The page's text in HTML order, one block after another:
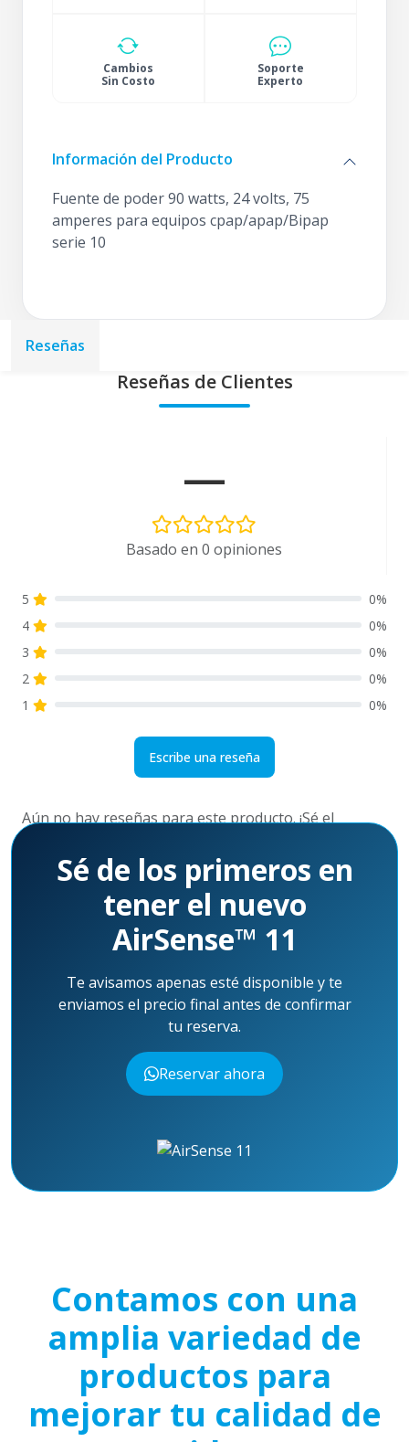
Cambios
Sin Costo
Soporte
Experto
Información del Producto
Fuente de poder 90 watts, 24 volts, 75
amperes para equipos cpap/apap/Bipap
serie 10
Reseñas
Reseñas de Clientes
—
Basado en 0 opiniones
5
0%
4
0%
3
0%
2
0%
1
0%
Escribe una reseña
Aún no hay reseñas para este producto. ¡Sé el
Sé de los primeros en
tener el nuevo
AirSense™ 11
Te avisamos apenas esté disponible y te
enviamos el precio final antes de confirmar
tu reserva.
Reservar ahora
Contamos con una
amplia variedad de
productos para
mejorar tu calidad de